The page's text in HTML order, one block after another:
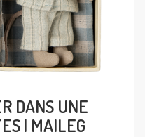
DANS UNE
| MAILEG